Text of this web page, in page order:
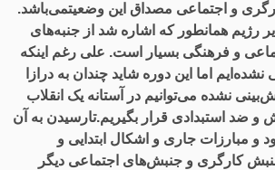
و اجتماعی مصداق این وضعیتمی‌باشد.
رژیم همانطور که اشاره شد از جنبه‌های
و فرهنگی بسیار است. علی رغم اینکه
نشده‌ایم اما این دوره شاید چندان به درازا
نشده می‌توانیم در آستانه یک انقلاب
و ضد استبدادی قرار بگیریم.تارسیدن به آن
و مبارزات جاری و اشکال ابتدایی و
کارگری و جنبش‌های اجتماعی دیگر